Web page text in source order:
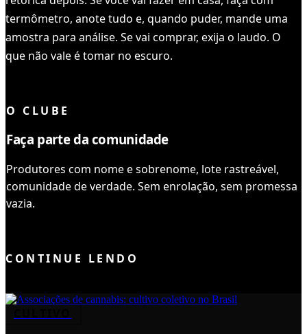
termômetro, anote tudo e, quando puder, mande uma
amostra para análise. Se vai comprar, exija o laudo. O
que não vale é tomar no escuro.
O CLUBE
Faça parte da comunidade
Produtores com nome e sobrenome, lote rastreável,
comunidade de verdade. Sem enrolação, sem promessa
vazia.
CONTINUE LENDO